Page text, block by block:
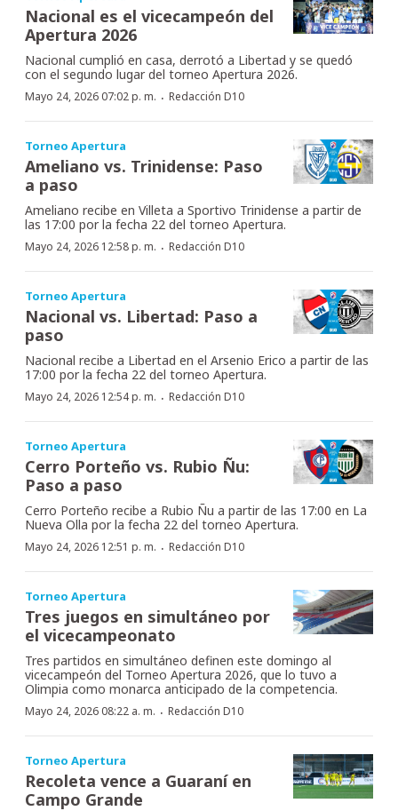
Nacional es el vicecampeón del
Apertura 2026
Nacional cumplió en casa, derrotó a Libertad y se quedó
con el segundo lugar del torneo Apertura 2026.
Mayo 24, 2026 07:02 p. m. · Redacción D10
Torneo Apertura
Ameliano vs. Trinidense: Paso
a paso
Ameliano recibe en Villeta a Sportivo Trinidense a partir de
las 17:00 por la fecha 22 del torneo Apertura.
Mayo 24, 2026 12:58 p. m. · Redacción D10
Torneo Apertura
Nacional vs. Libertad: Paso a
paso
Nacional recibe a Libertad en el Arsenio Erico a partir de las
17:00 por la fecha 22 del torneo Apertura.
Mayo 24, 2026 12:54 p. m. · Redacción D10
Torneo Apertura
Cerro Porteño vs. Rubio Ñu:
Paso a paso
Cerro Porteño recibe a Rubio Ñu a partir de las 17:00 en La
Nueva Olla por la fecha 22 del torneo Apertura.
Mayo 24, 2026 12:51 p. m. · Redacción D10
Torneo Apertura
Tres juegos en simultáneo por
el vicecampeonato
Tres partidos en simultáneo definen este domingo al
vicecampeón del Torneo Apertura 2026, que lo tuvo a
Olimpia como monarca anticipado de la competencia.
Mayo 24, 2026 08:22 a. m. · Redacción D10
Torneo Apertura
Recoleta vence a Guaraní en
Campo Grande